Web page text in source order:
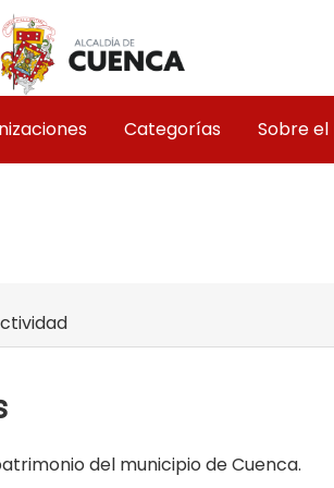
Categorías Sobre
del municipio de Cuenca.